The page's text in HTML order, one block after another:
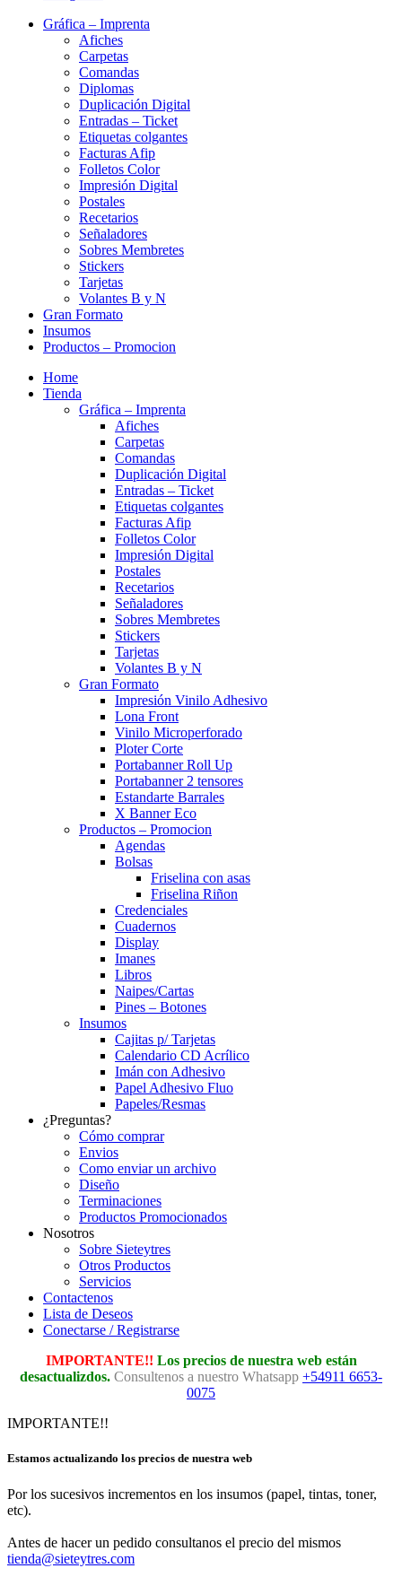
Gráfica – Imprenta
Afiches
Carpetas
Comandas
Diplomas
Duplicación Digital
Entradas – Ticket
Etiquetas colgantes
Facturas Afip
Folletos Color
Impresión Digital
Postales
Recetarios
Señaladores
Sobres Membretes
Stickers
Tarjetas
Volantes B y N
Gran Formato
Insumos
Productos – Promocion
Home
Tienda
Gráfica – Imprenta
Afiches
Carpetas
Comandas
Duplicación Digital
Entradas – Ticket
Etiquetas colgantes
Facturas Afip
Folletos Color
Impresión Digital
Postales
Recetarios
Señaladores
Sobres Membretes
Stickers
Tarjetas
Volantes B y N
Gran Formato
Impresión Vinilo Adhesivo
Lona Front
Vinilo Microperforado
Ploter Corte
Portabanner Roll Up
Portabanner 2 tensores
Estandarte Barrales
X Banner Eco
Productos – Promocion
Agendas
Bolsas
Friselina con asas
Friselina Riñon
Credenciales
Cuadernos
Display
Imanes
Libros
Naipes/Cartas
Pines – Botones
Insumos
Cajitas p/ Tarjetas
Calendario CD Acrílico
Imán con Adhesivo
Papel Adhesivo Fluo
Papeles/Resmas
¿Preguntas?
Cómo comprar
Envios
Como enviar un archivo
Diseño
Terminaciones
Productos Promocionados
Nosotros
Sobre Sieteytres
Otros Productos
Servicios
Contactenos
Lista de Deseos
Conectarse / Registrarse
IMPORTANTE!! Los precios de nuestra web están
desactualizdos. Consultenos a nuestro Whatsapp +54911 6653-
0075
IMPORTANTE!!
Estamos actualizando los precios de nuestra web
Por los sucesivos incrementos en los insumos (papel, tintas, toner,
etc).
Antes de hacer un pedido consultanos el precio del mismos
tienda@sieteytres.com